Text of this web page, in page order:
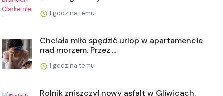
1 godzina temu
Chciała miło spędzić urlop w apartamencie
nad morzem. Przez ...
1 godzina temu
Rolnik zniszczył nowy asfalt w Gliwicach.